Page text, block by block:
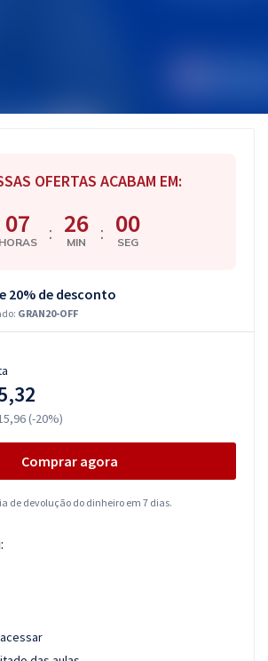
OFERTAS ACABAM EM:
07
HORAS : 25
MIN : 59
SEG
20% de desconto
GRAN20-OFF
(-20%)
Comprar agora
de devolução do dinheiro em 7 dias.